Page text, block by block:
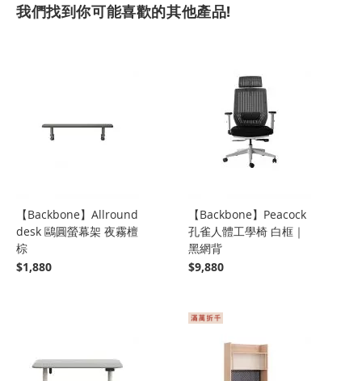
我們找到你可能喜歡的其他產品!
【Backbone】Allround
desk 鷗圓螢幕架 夜霧檀
棕
$1,880
【Backbone】Peacock
孔雀人體工學椅 白框｜
黑網背
$9,880